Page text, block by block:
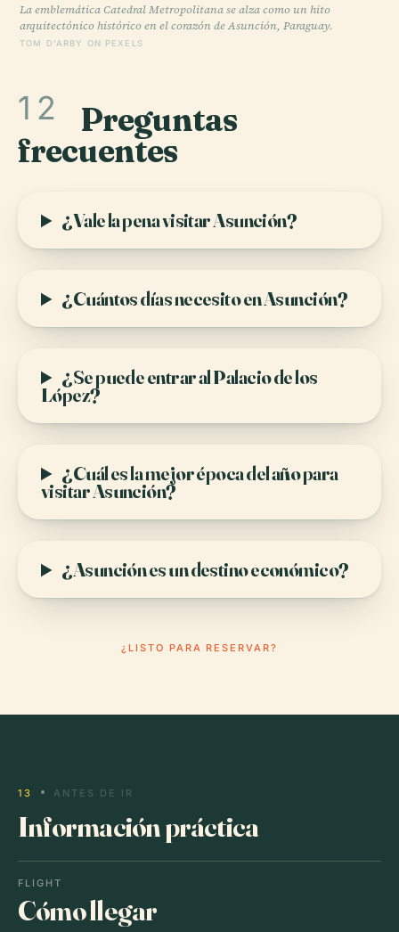
La emblemática Catedral Metropolitana se alza como un hito
arquitectónico histórico en el corazón de Asunción, Paraguay.
TOM D'ARBY ON PEXELS
12 Preguntas
frecuentes
¿Vale la pena visitar Asunción?
¿Cuántos días necesito en Asunción?
¿Se puede entrar al Palacio de los
López?
¿Cuál es la mejor época del año para
visitar Asunción?
¿Asunción es un destino económico?
¿LISTO PARA RESERVAR?
13 ANTES DE IR
Información práctica
FLIGHT
Cómo llegar